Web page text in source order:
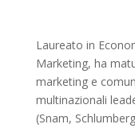
Laureato in
Marketing, ha
marketing e
multinazionali
(Snam,